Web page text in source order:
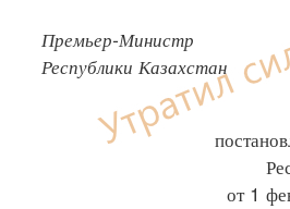
Премьер-Министр
Республики Казахстан
от 1